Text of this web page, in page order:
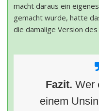
macht daraus ein
gemacht wurde, hatte
die damalige Version
Fazit. Wer
einem